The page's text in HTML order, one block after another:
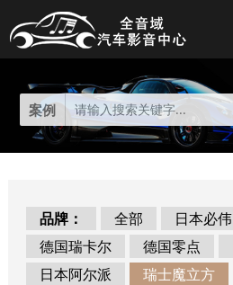
代理产品
Product
案例
品牌： 全部 日本必伟
德国瑞卡尔
德国零点
日本阿尔派
瑞士魔立方